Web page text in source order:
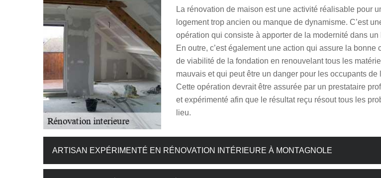
La rénovation de maison est une activité réalisable pour
logement trop ancien ou manque de dynamisme. C’est
opération qui consiste à apporter de la modernité dans un
En outre, c’est également une action qui assure la bonne
de viabilité de la fondation en renouvelant tous les
mauvais et qui peut être un danger pour les occupants de
Cette opération devrait être assurée par un prestataire
et expérimenté afin que le résultat reçu résout tous les
lieu.
ARTISAN EXPÉRIMENTÉ EN RÉNOVATION INTÉRIEURE À MONTAGNOLE